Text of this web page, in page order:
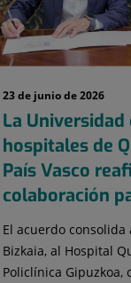
23 de junio de 2026
La
hospitales de
País Vasco
colaboración
El acuerdo
Bizkaia, al Hospital
Policlínica Gipuzkoa,